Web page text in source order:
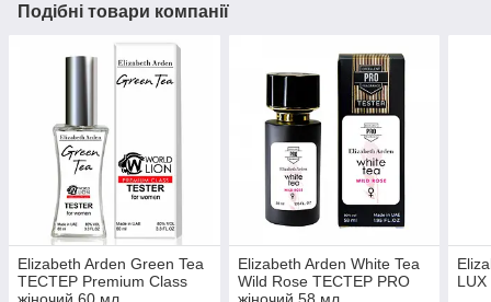
Подібні товари компанії
Elizabeth Arden Green Tea
ТЕСТЕР Premium Class
Elizabeth Arden White Tea
Wild Rose ТЕСТЕР PRO
LUX